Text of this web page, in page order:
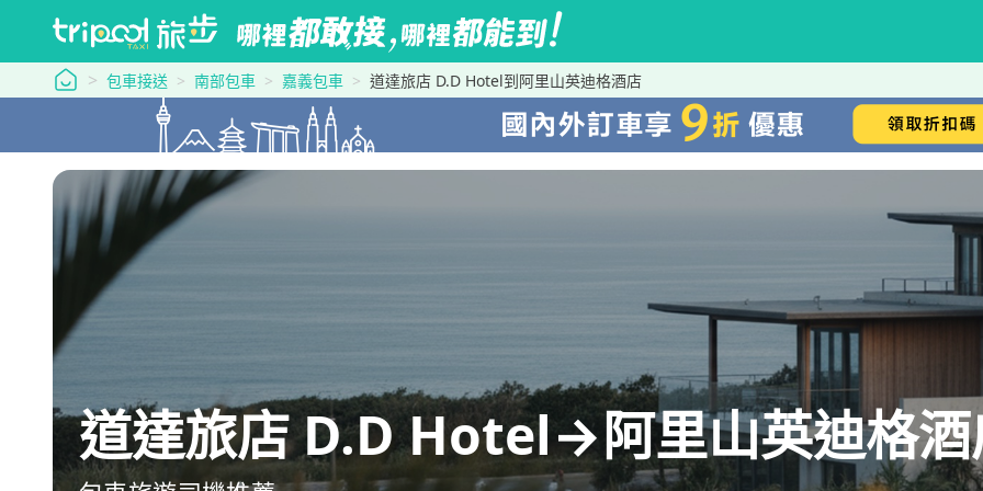
tripool 旅步
包車接送 南部包車 嘉義包車 道達旅店 D.D Hotel到阿里山英迪格酒店
道達旅店 D.D Hotel→阿里山英迪格